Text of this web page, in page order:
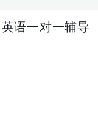
语一对一辅导